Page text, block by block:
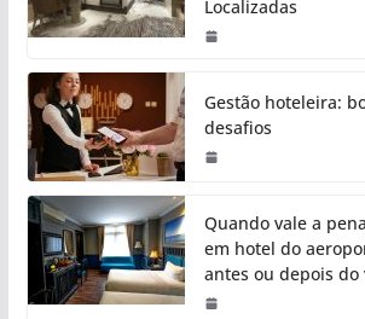
Localizadas
Gestão hoteleira:
desafios
Quando vale a
em hotel do
antes ou depois do